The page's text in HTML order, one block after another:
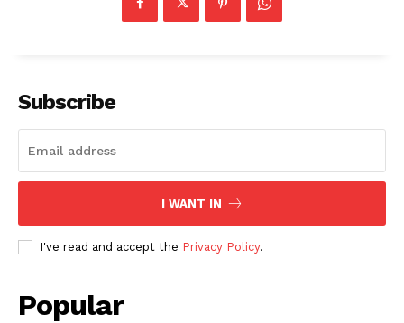
Subscribe
I WANT IN
I've read and accept the Privacy Policy.
Popular